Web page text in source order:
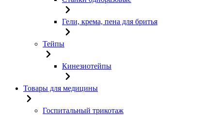
Гели, крема, пена для бритья
Тейпы
Кинезиотейпы
Товары для медицины
Госпитальный трикотаж